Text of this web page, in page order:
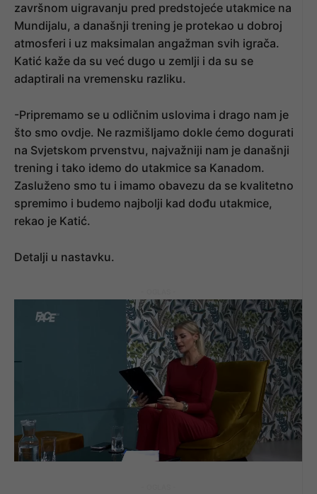
završnom uigravanju pred predstojeće utakmice na
Mundijalu, a današnji trening je protekao u dobroj
atmosferi i uz maksimalan angažman svih igrača.
Katić kaže da su već dugo u zemlji i da su se
adaptirali na vremensku razliku.
-Pripremamo se u odličnim uslovima i drago nam je
što smo ovdje. Ne razmišljamo dokle ćemo dogurati
na Svjetskom prvenstvu, najvažniji nam je današnji
trening i tako idemo do utakmice sa Kanadom.
Zasluženo smo tu i imamo obavezu da se kvalitetno
spremimo i budemo najbolji kad dođu utakmice,
rekao je Katić.
Detalji u nastavku.